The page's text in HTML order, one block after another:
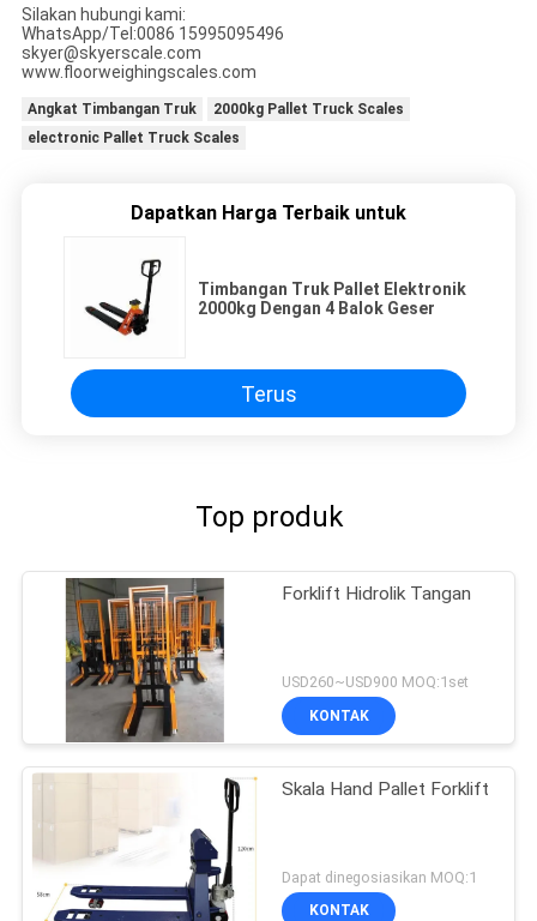
Silakan hubungi kami:
WhatsApp/Tel:0086 15995095496
skyer@skyerscale.com
www.floorweighingscales.com
Angkat Timbangan Truk
2000kg Pallet Truck Scales
electronic Pallet Truck Scales
Dapatkan Harga Terbaik untuk
Timbangan Truk Pallet Elektronik
2000kg Dengan 4 Balok Geser
Terus
Top produk
Forklift Hidrolik Tangan
USD260~USD900 MOQ:1set
KONTAK
Skala Hand Pallet Forklift
Dapat dinegosiasikan MOQ:1
KONTAK